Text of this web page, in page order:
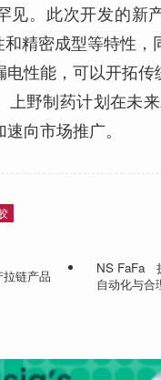
见。此次开发的新
精密成型等特性，
电性能，可以开拓传
上野制药计划在未
向市场推广。
链产品
NS FaFa
自动化与合